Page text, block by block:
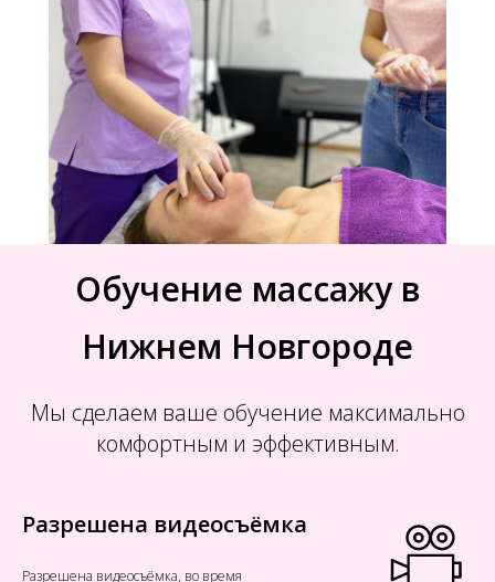
Обучение массажу в
Нижнем Новгороде
Мы сделаем ваше обучение максимально
комфортным и эффективным.
Разрешена видеосъёмка
Разрешена видеосъёмка, во время